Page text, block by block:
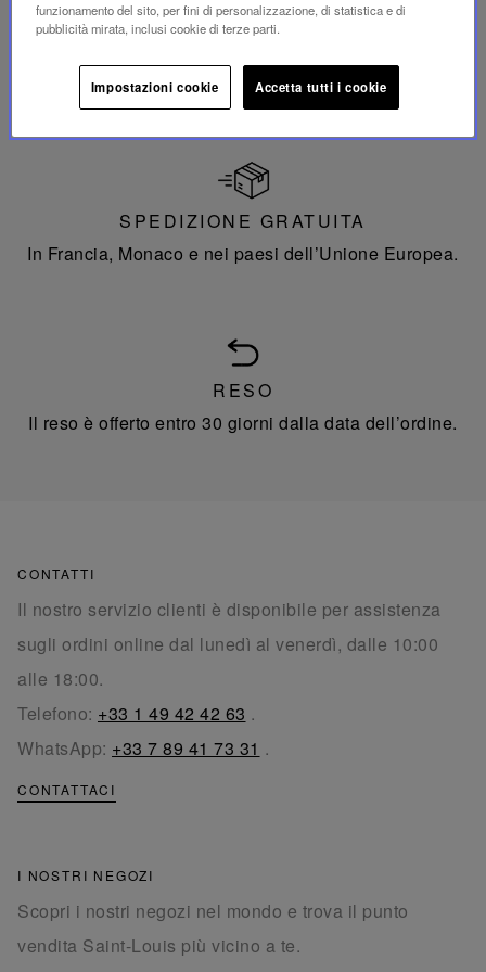
Sistema di pagamento sicuro.
SPEDIZIONE GRATUITA
In Francia, Monaco e nei paesi dell’Unione Europea.
RESO
Il reso è offerto entro 30 giorni dalla data dell’ordine.
CONTATTI
Il nostro servizio clienti è disponibile per assistenza
sugli ordini online dal lunedì al venerdì, dalle 10:00
alle 18:00.
Telefono: +33 1 49 42 42 63 .
WhatsApp: +33 7 89 41 73 31 .
CONTATTACI
I NOSTRI NEGOZI
Scopri i nostri negozi nel mondo e trova il punto
vendita Saint-Louis più vicino a te.
funzionamento del sito, per fini di personalizzazione, di statistica e di
pubblicità mirata, inclusi cookie di terze parti.
Impostazioni cookie Accetta tutti i cookie